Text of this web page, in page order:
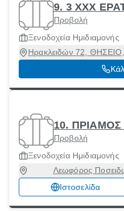
9. 3 ΧΧΧ
Προβολή
Ξενοδοχεία Ημιδιαμονής
Ηρακλειδών 72,
10. ΠΡΙΑΜΟΣ
Προβολή
Ξενοδοχεία Ημιδιαμονής
Λεωφόρος
ΤΖΙΤΖΙΦΙΕΣ,
Ιστοσελίδα